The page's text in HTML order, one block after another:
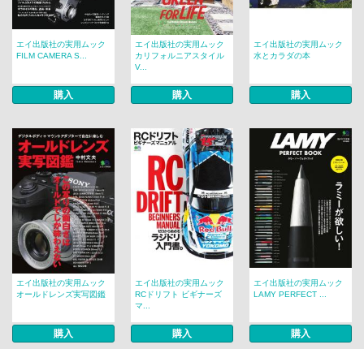
エイ出版社の実用ムック
FILM CAMERA S...
購入
エイ出版社の実用ムック
カリフォルニアスタイル
V...
購入
エイ出版社の実用ムック
水とカラダの本
購入
エイ出版社の実用ムック
オールドレンズ実写図鑑
購入
エイ出版社の実用ムック
RCドリフト ビギナーズ
マ...
購入
エイ出版社の実用ムック
LAMY PERFECT ...
購入